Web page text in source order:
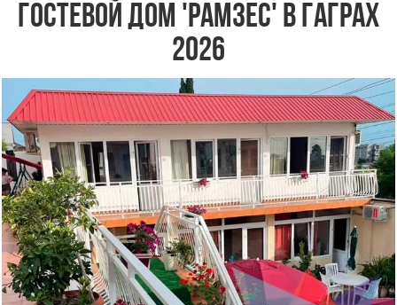
ГОСТЕВОЙ ДОМ 'РАМЗЕС' В ГАГРАХ
2026